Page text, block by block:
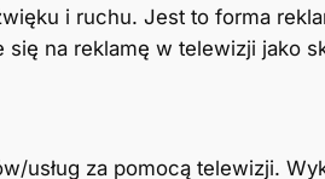
i ruchu. Jest to forma
na reklamę w telewizji jako
usług za pomocą telewizji.